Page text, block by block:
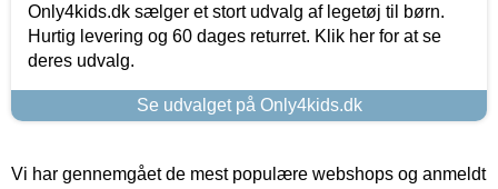
Only4kids.dk sælger et stort udvalg af legetøj til børn.
Hurtig levering og 60 dages returret. Klik her for at se
deres udvalg.
Se udvalget på Only4kids.dk
Vi har gennemgået de mest populære webshops og anmeldt